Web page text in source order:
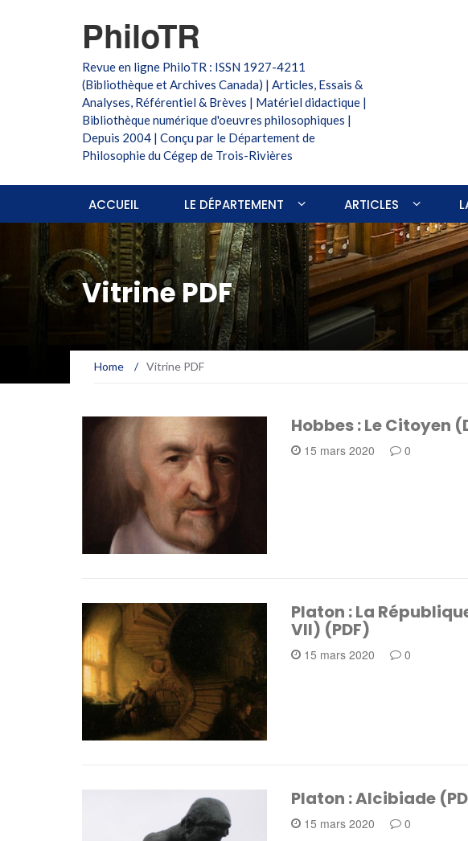
PhiloTR
Revue en ligne PhiloTR : ISSN 1927-4211
(Bibliothèque et Archives Canada) | Articles, Essais &
Analyses, Référentiel & Brèves | Matériel didactique |
Bibliothèque numérique d'oeuvres philosophiques |
Depuis 2004 | Conçu par le Département de
Philosophie du Cégep de Trois-Rivières
ACCUEIL LE DÉPARTEMENT ARTICLES
Vitrine PDF
Home / Vitrine PDF
Hobbes : Le Citoyen
15 mars 2020 0
Platon : La
VII) (PDF)
15 mars 2020 0
Platon : Alcibiade
15 mars 2020 0